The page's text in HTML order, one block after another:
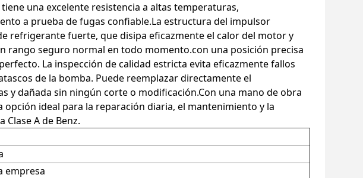
una excelente resistencia a altas temperaturas,
a prueba de fugas confiable.La estructura del impulsor
refrigerante fuerte, que disipa eficazmente el calor del motor y
rango seguro normal en todo momento.con una posición precisa
La inspección de calidad estricta evita eficazmente fallos
de la bomba. Puede reemplazar directamente el
y dañada sin ningún corte o modificación.Con una mano de obra
ideal para la reparación diaria, el mantenimiento y la
A de Benz.
empresa